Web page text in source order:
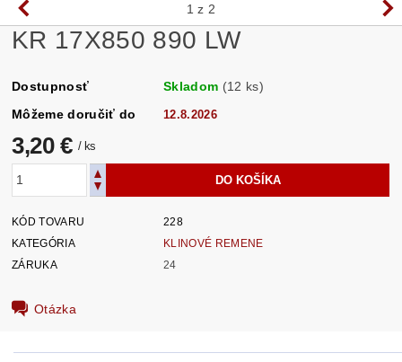
1 z 2
KR 17X850 890 LW
Dostupnosť Skladom (12 ks)
Môžeme doručiť do
12.8.2026
3,20 € / ks
KÓD TOVARU
228
KATEGÓRIA
KLINOVÉ REMENE
ZÁRUKA
24
Otázka